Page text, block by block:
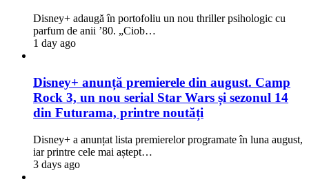
Disney+ adaugă în portofoliu un nou thriller psihologic cu
parfum de anii ’80. „Ciob…
1 day ago
Disney+ anunță premierele din august. Camp
Rock 3, un nou serial Star Wars și sezonul 14
din Futurama, printre noutăți
Disney+ a anunțat lista premierelor programate în luna august,
iar printre cele mai aștept…
3 days ago